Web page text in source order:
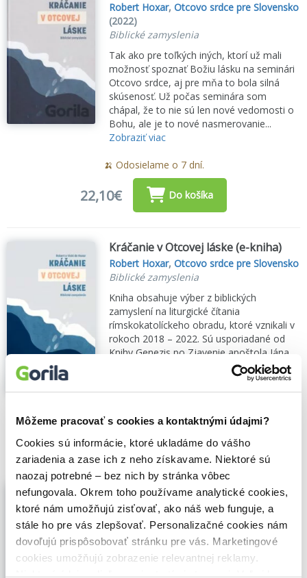
Môžeme pracovať s cookies a kontaktnými údajmi?
Cookies sú informácie, ktoré ukladáme do vášho
zariadenia a zase ich z neho získavame. Niektoré sú
naozaj potrebné – bez nich by stránka vôbec
nefungovala. Okrem toho používame analytické cookies,
ktoré nám umožňujú zisťovať, ako náš web funguje, a
stále ho pre vás zlepšovať. Personalizačné cookies nám
dovoľujú prispôsobovať stránku pre vás. Marketingové
cookies umožňujú zobrazenie relevantnej reklamy.
Niektoré údaje zdieľame aj s tretími stranami. Veľmi by
Robert Hoxar,Otcovo srdce pre Slovensko
(2022)
Biblické zamyslenia
Tak ako pre toľkých iných, ktorí už mali
možnosť spoznať Božiu lásku na seminári
Otcovo srdce, aj pre mňa to bola silná
skúsenosť. Už počas seminára som
chápal, že to nie sú len nové vedomosti o
Bohu, ale je to nové nasmerovanie...
Zobraziť viac
🍌 Odosielame o 7 dní.
22,10€ Do košíka
Kráčanie v Otcovej láske (e-kniha)
Robert Hoxar,Otcovo srdce pre Slovensko
Biblické zamyslenia
Kniha obsahuje výber z biblických
zamyslení na liturgické čítania
rímskokatolíckeho obradu, ktoré vznikali v
rokoch 2018 – 2022. Sú usporiadané od
Knihy Genezis po Zjavenie apoštola Jána,
čo uľahčuje orientáciu v textoch. Pri...
19,80€ Do košíka
Život v otcovej láske
Robert de Hoxar ,Otcovo srdce pre
Slovensko(2018)
Kniha Život v Otcovej láske, je vzácnym
zhrnutím duchovného dedičstva manželov
Hoxarovcov, ich životných skúseností a